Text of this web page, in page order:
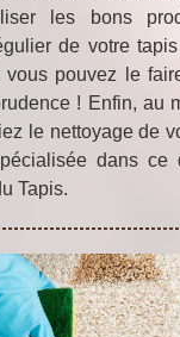
les bons
de votre
vous pouvez le
! Enfin, au
le nettoyage de
dans ce
Tapis.